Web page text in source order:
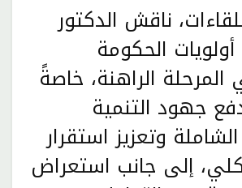
ناقش الدكتور
الحكومة
الراهنة، خاصةً
جهود التنمية
وتعزيز استقرار
إلى جانب استعراض